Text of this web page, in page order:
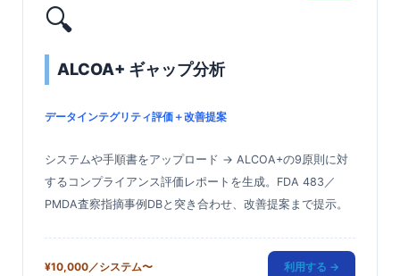
🔍
ALCOA+ ギャップ分析
データインテグリティ評価＋改善提案
システムや手順書をアップロード → ALCOA+の9原則に対
するコンプライアンス評価レポートを生成。FDA 483／
PMDA査察指摘事例DBと突き合わせ、改善提案まで提示。
¥10,000／システム〜 利用する →